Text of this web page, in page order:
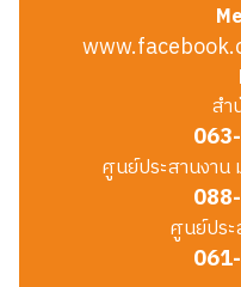
สำ
ศูนย์ประสานงาน
ศูนย์ประ